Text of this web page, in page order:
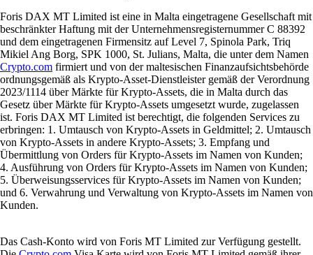
Foris DAX MT Limited ist eine in Malta eingetragene Gesellschaft mit
beschränkter Haftung mit der Unternehmensregisternummer C 88392
und dem eingetragenen Firmensitz auf Level 7, Spinola Park, Triq
Mikiel Ang Borg, SPK 1000, St. Julians, Malta, die unter dem Namen
Crypto.com firmiert und von der maltesischen Finanzaufsichtsbehörde
ordnungsgemäß als Krypto-Asset-Dienstleister gemäß der Verordnung
2023/1114 über Märkte für Krypto-Assets, die in Malta durch das
Gesetz über Märkte für Krypto-Assets umgesetzt wurde, zugelassen
ist. Foris DAX MT Limited ist berechtigt, die folgenden Services zu
erbringen: 1. Umtausch von Krypto-Assets in Geldmittel; 2. Umtausch
von Krypto-Assets in andere Krypto-Assets; 3. Empfang und
Übermittlung von Orders für Krypto-Assets im Namen von Kunden;
4. Ausführung von Orders für Krypto-Assets im Namen von Kunden;
5. Überweisungsservices für Krypto-Assets im Namen von Kunden;
und 6. Verwahrung und Verwaltung von Krypto-Assets im Namen von
Kunden.
Das Cash-Konto wird von Foris MT Limited zur Verfügung gestellt.